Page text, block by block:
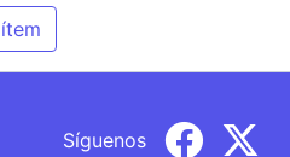
Síguenos